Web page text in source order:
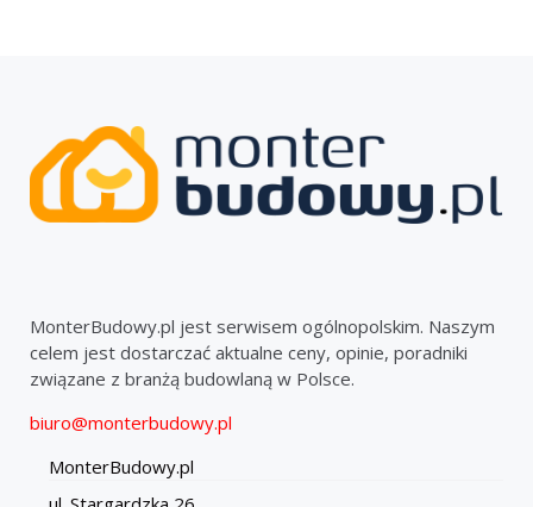
MonterBudowy.pl jest serwisem ogólnopolskim. Naszym
celem jest dostarczać aktualne ceny, opinie, poradniki
związane z branżą budowlaną w Polsce.
biuro@monterbudowy.pl
MonterBudowy.pl